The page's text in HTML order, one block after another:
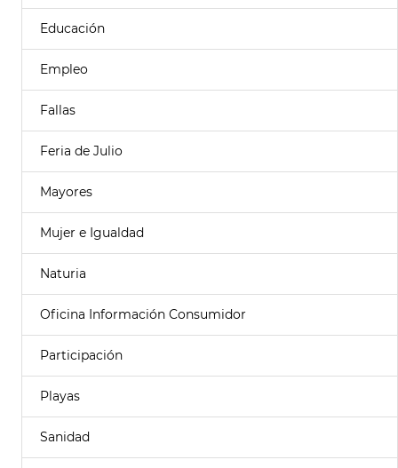
Educación
Empleo
Fallas
Feria de Julio
Mayores
Mujer e Igualdad
Naturia
Oficina Información Consumidor
Participación
Playas
Sanidad